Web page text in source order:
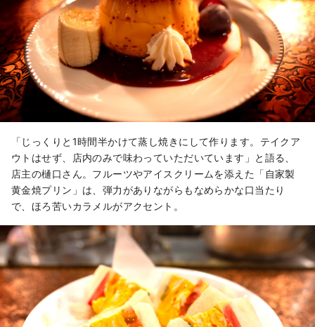
「じっくりと1時間半かけて蒸し焼きにして作ります。テイクア
ウトはせず、店内のみで味わっていただいています」と語る、
店主の樋口さん。フルーツやアイスクリームを添えた「自家製
黄金焼プリン」は、弾力がありながらもなめらかな口当たり
で、ほろ苦いカラメルがアクセント。